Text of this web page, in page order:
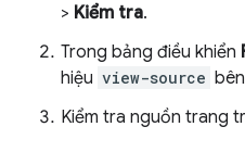
> Kiểm tra.
Trong bảng điều khiển
hiệu view-source
Kiểm tra nguồn trang